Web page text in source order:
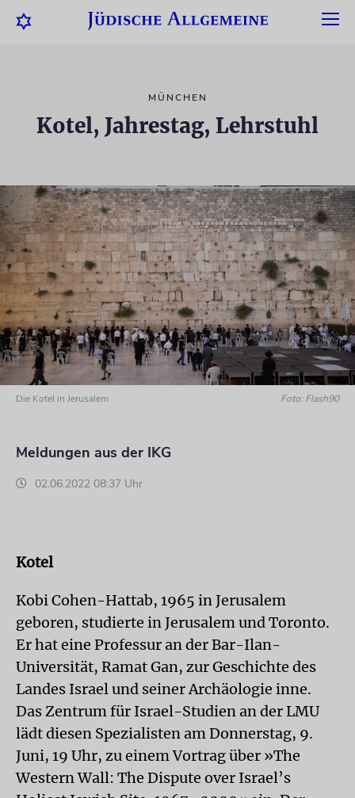
MÜNCHEN
Kotel, Jahrestag, Lehrstuhl
Die Kotel in Jerusalem Foto: Flash90
Meldungen aus der IKG
02.06.2022 08:37 Uhr
Kotel
Kobi Cohen-Hattab, 1965 in Jerusalem
geboren, studierte in Jerusalem und Toronto.
Er hat eine Professur an der Bar-Ilan-
Universität, Ramat Gan, zur Geschichte des
Landes Israel und seiner Archäologie inne.
Das Zentrum für Israel-Studien an der LMU
lädt diesen Spezialisten am Donnerstag, 9.
Juni, 19 Uhr, zu einem Vortrag über »The
Western Wall: The Dispute over Israel’s